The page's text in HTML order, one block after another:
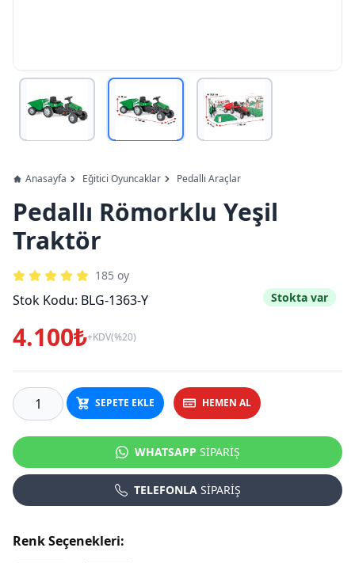
Anasayfa Eğitici Oyuncaklar Pedallı Araçlar
Pedallı Römorklu Yeşil
Traktör
185 oy
Stok Kodu: BLG-1363-Y Stokta var
4.100₺+KDV(%20)
SEPETE EKLE HEMEN AL
WHATSAPP SİPARİŞ
TELEFONLA SİPARİŞ
Renk Seçenekleri: